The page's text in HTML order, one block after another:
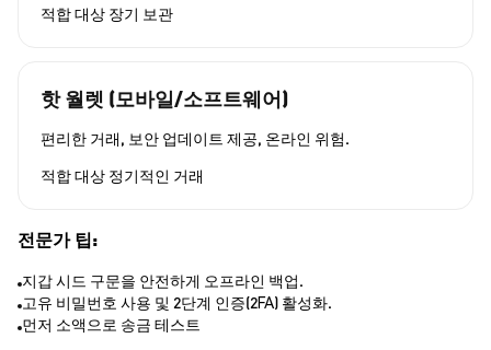
적합 대상 장기 보관
핫 월렛 (모바일/소프트웨어)
편리한 거래, 보안 업데이트 제공, 온라인 위험.
적합 대상 정기적인 거래
전문가 팁:
지갑 시드 구문을 안전하게 오프라인 백업.
고유 비밀번호 사용 및 2단계 인증(2FA) 활성화.
먼저 소액으로 송금 테스트